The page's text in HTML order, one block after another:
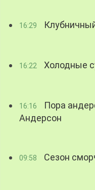
16:29
16:22 Холодные
16:16
Пора
Андерсон
09:58 Сезон